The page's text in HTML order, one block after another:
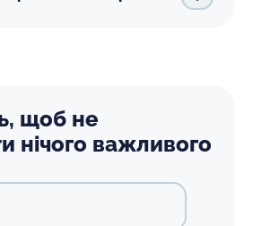
щоб не
нічого важливого